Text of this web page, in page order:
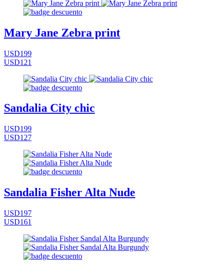
Mary Jane Zebra print
USD199
USD121
Sandalia City chic
USD199
USD127
Sandalia Fisher Alta Nude
USD197
USD161